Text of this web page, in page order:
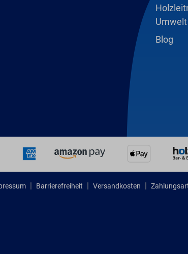
Umwelt
Blog
Barrierefreiheit Versandkosten